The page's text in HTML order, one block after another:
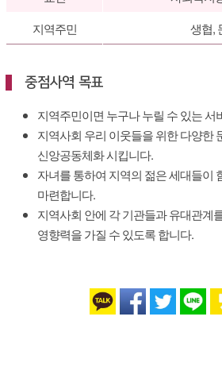
지역주민
생협,
중점사역 목표
지역주민이면 누구나 누릴 수 있는 서
지역사회 우리 이웃들을 위한 다양한
신앙공동체화 시킵니다.
자녀를 통하여 지역의 젊은 세대들이
마련합니다.
지역사회 안에 각 기관들과 유대관계
영향력을 가질 수 있도록 합니다.